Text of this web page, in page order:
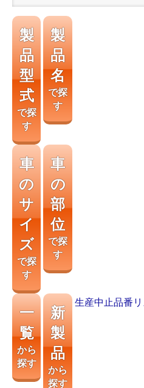
製
品
型
式
で探
す
製
品
名
で探
す
車
の
サ
イ
ズ
で探
す
車
の
部
位
で探
す
一
覧
から
探す
新
製
品
から
探す
生産中止品番